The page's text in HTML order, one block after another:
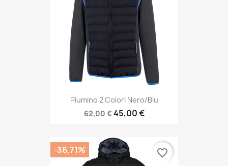
Piumino 2 Colori Nero/blu
62,00 €45,00 €
-36,71% favorite_border